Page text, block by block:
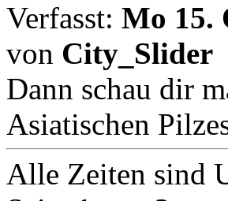
Verfasst: Mo 15.
von City_Slider
Dann schau dir
Asiatischen
Alle Zeiten sind